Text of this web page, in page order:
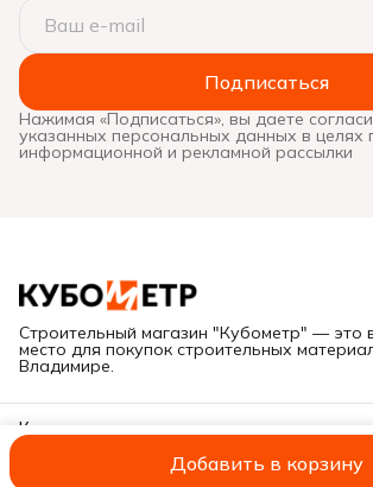
Добавить в корзину
Подписаться
Нажимая «Подписаться», вы даете
указанных персональных данных в целях
информационной и рекламной рассылки
Строительный магазин "Кубометр" — это
место для покупок строительных
Владимире.
Контакты
Г. Владимир, ул. Куйбышева, дом 28Е